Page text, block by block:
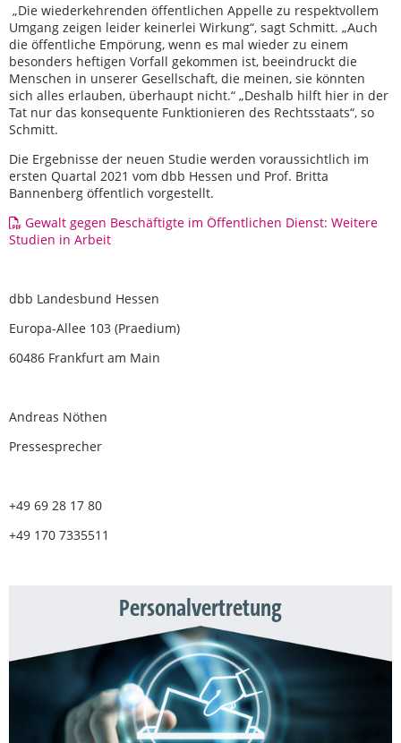
„Die wiederkehrenden öffentlichen Appelle zu respektvollem
Umgang zeigen leider keinerlei Wirkung“, sagt Schmitt. „Auch
die öffentliche Empörung, wenn es mal wieder zu einem
besonders heftigen Vorfall gekommen ist, beeindruckt die
Menschen in unserer Gesellschaft, die meinen, sie könnten
sich alles erlauben, überhaupt nicht.“ „Deshalb hilft hier in der
Tat nur das konsequente Funktionieren des Rechtsstaats“, so
Schmitt.
Die Ergebnisse der neuen Studie werden voraussichtlich im
ersten Quartal 2021 vom dbb Hessen und Prof. Britta
Bannenberg öffentlich vorgestellt.
Gewalt gegen Beschäftigte im Öffentlichen Dienst: Weitere
Studien in Arbeit
dbb Landesbund Hessen
Europa-Allee 103 (Praedium)
60486 Frankfurt am Main
Andreas Nöthen
Pressesprecher
+49 69 28 17 80
+49 170 7335511
Personalvertretung